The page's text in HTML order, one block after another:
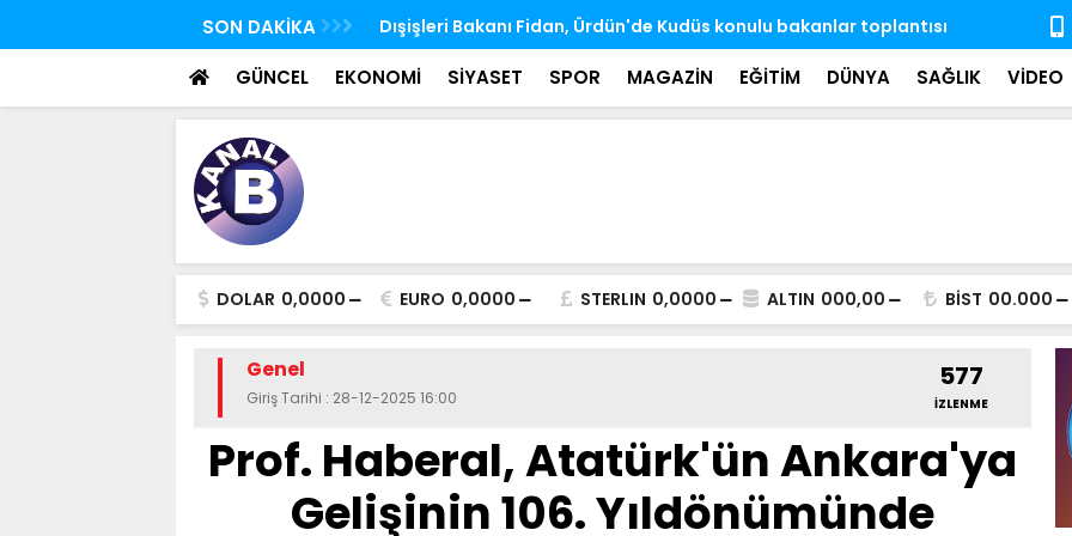
SON DAKİKA
Kudüs konulu bakanlar toplantısı
Ağustos ayı yaşlı ve engelli aylıkları artışlı şekilde hesaplara
yatırılmaya başlandı
GÜNCEL EKONOMİ SİYASET SPOR MAGAZİN EĞİTİM DÜNYA SAĞLIK VİDEO
DOLAR 0,0000 EURO 0,0000 STERLIN 0,0000 ALTIN 000,00 BİST 00.000
Genel
Giriş Tarihi : 28-12-2025 16:00
577
İZLENME
Prof. Haberal, Atatürk'ün Ankara'ya
Gelişinin 106. Yıldönümünde